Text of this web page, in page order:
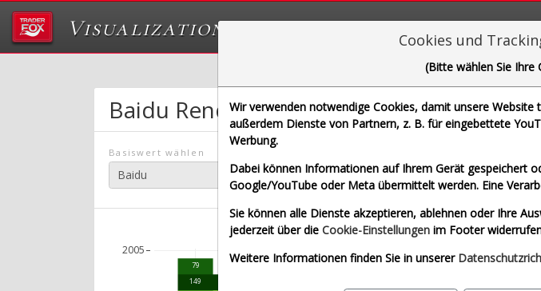
Visualizations
Baidu Renditedreieck
Basiswert wählen
Infront DE 40
79
149
2005
Cookies und
(Bitte wählen Sie Ihre
Wir verwenden notwendige Cookies, damit unsere
außerdem Dienste von Partnern, z. B. für eingebettete
Werbung.
Dabei können Informationen auf Ihrem Gerät gespeichert
Google/YouTube oder Meta übermittelt werden. Eine
Sie können alle Dienste akzeptieren, ablehnen oder Ihre
jederzeit über die Cookie-Einstellungen im Footer
Weitere Informationen finden Sie in unserer